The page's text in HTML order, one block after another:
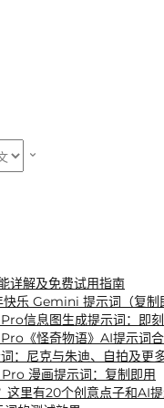
详解及免费试用指南
乐 Gemini 提示词（复制
信息图生成提示词：即
《怪奇物语》AI提示词
：尼克与朱迪、自拍及更
漫画提示词：复制即用
里有20个创意点子和AI